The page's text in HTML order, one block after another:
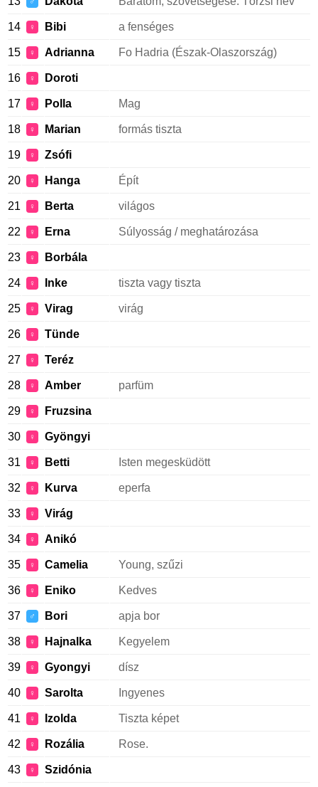
14 ♀ Bibi a fenséges
15 ♀ Adrianna Fo Hadria (Észak-Olaszország)
16 ♀ Doroti
17 ♀ Polla Mag
18 ♀ Marian formás tiszta
19 ♀ Zsófi
20 ♀ Hanga Épít
21 ♀ Berta világos
22 ♀ Erna Súlyosság / meghatározása
23 ♀ Borbála
24 ♀ Inke tiszta vagy tiszta
25 ♀ Virag virág
26 ♀ Tünde
27 ♀ Teréz
28 ♀ Amber parfüm
29 ♀ Fruzsina
30 ♀ Gyöngyi
31 ♀ Betti Isten megesküdött
32 ♀ Kurva eperfa
33 ♀ Virág
34 ♀ Anikó
35 ♀ Camelia Young, szűzi
36 ♀ Eniko Kedves
37 ♂ Bori apja bor
38 ♀ Hajnalka Kegyelem
39 ♀ Gyongyi dísz
40 ♀ Sarolta Ingyenes
41 ♀ Izolda Tiszta képet
42 ♀ Rozália Rose.
43 ♀ Szidónia